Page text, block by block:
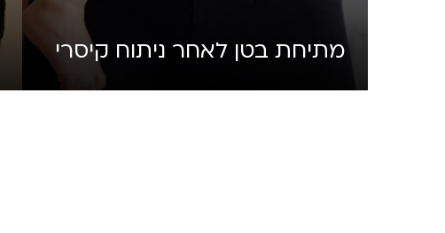
מתיחת בטן לאחר ניתוח קיסרי